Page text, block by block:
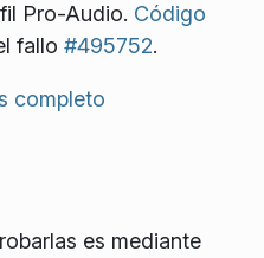
Pro-Audio. Código
fallo #495752.
completo
es mediante